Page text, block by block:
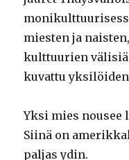
miesten ja
kulttuurien
kuvattu
Yksi mies nousee
Siinä on
paljas ydin.